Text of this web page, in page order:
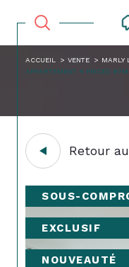
ACCUEIL VENTE MARLY
APPARTEMENT 4 PIECES 87M
Retour
SOUS-
EXCLUSIF
NOUVEAUTÉ